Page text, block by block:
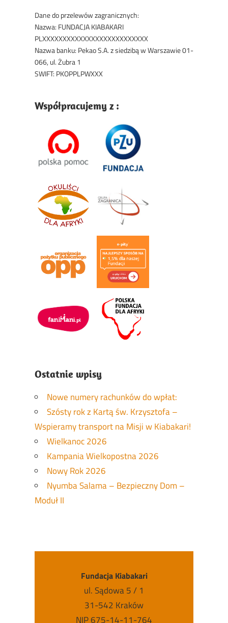
Dane do przelewów zagranicznych:
Nazwa: FUNDACJA KIABAKARI
PLXXXXXXXXXXXXXXXXXXXXXXXXXX
Nazwa banku: Pekao S.A. z siedzibą w Warszawie 01-
066, ul. Żubra 1
SWIFT: PKOPPLPWXXX
Współpracujemy z :
Ostatnie wpisy
Nowe numery rachunków do wpłat:
Szósty rok z Kartą św. Krzysztofa –
Wspieramy transport na Misji w Kiabakari!
Wielkanoc 2026
Kampania Wielkopostna 2026
Nowy Rok 2026
Nyumba Salama – Bezpieczny Dom –
Moduł II
Fundacja Kiabakari
ul. Sądowa 5 / 1
31-542 Kraków
NIP 675-14-11-764